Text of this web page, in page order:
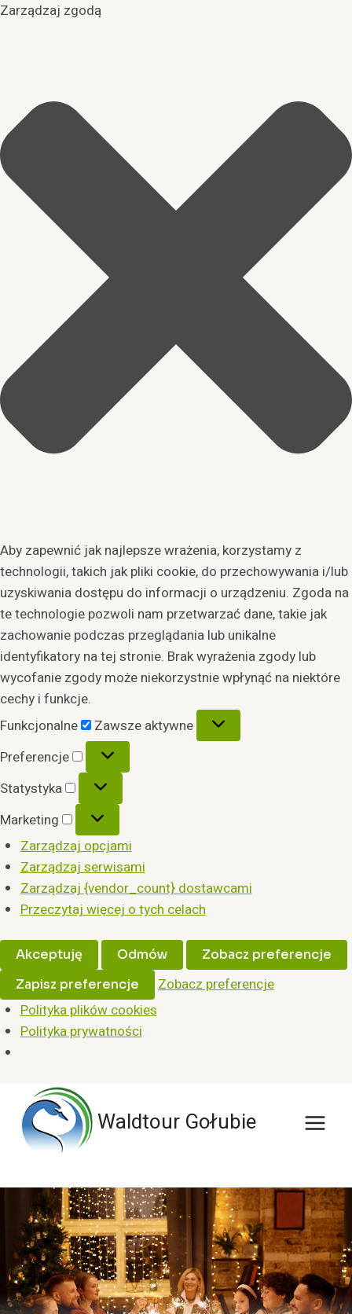
Zarządzaj zgodą
Aby zapewnić jak najlepsze wrażenia, korzystamy z
technologii, takich jak pliki cookie, do przechowywania i/lub
uzyskiwania dostępu do informacji o urządzeniu. Zgoda na
te technologie pozwoli nam przetwarzać dane, takie jak
zachowanie podczas przeglądania lub unikalne
identyfikatory na tej stronie. Brak wyrażenia zgody lub
wycofanie zgody może niekorzystnie wpłynąć na niektóre
cechy i funkcje.
Funkcjonalne
Funkcjonalne
Zawsze aktywne
Preferencje
Preferencje
Statystyka
Statystyka
Marketing
Marketing
Zarządzaj opcjami
Zarządzaj serwisami
Zarządzaj {vendor_count} dostawcami
Przeczytaj więcej o tych celach
Akceptuję Odmów
Zobacz preferencje
Zapisz preferencje
Zobacz preferencje
Polityka plików cookies
Polityka prywatności
Przejdź
treści
Waldtour Gołubie